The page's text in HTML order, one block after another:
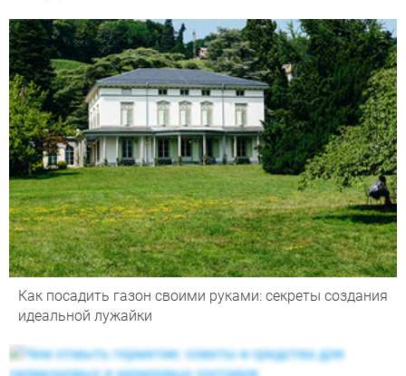
Как посадить газон своими руками: секреты создания
идеальной лужайки